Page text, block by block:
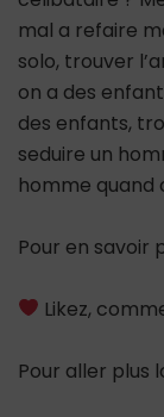
mal a refaire
solo, trouver
on a des
des enfants,
seduire un
homme quand
Pour en savoir
Likez,
Pour aller plus